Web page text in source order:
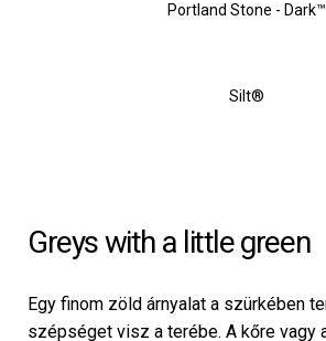
Portland Stone - Dark™
Silt®
Greys with a little green
Egy finom zöld árnyalat a szürkében
szépséget visz a terébe. A kőre vagy